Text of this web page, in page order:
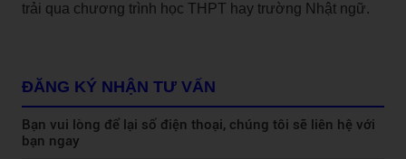
trải qua chương trình học THPT hay trường Nhật ngữ.
ĐĂNG KÝ NHẬN TƯ VẤN
Bạn vui lòng để lại số điện thoại, chúng tôi sẽ liên hệ với
bạn ngay